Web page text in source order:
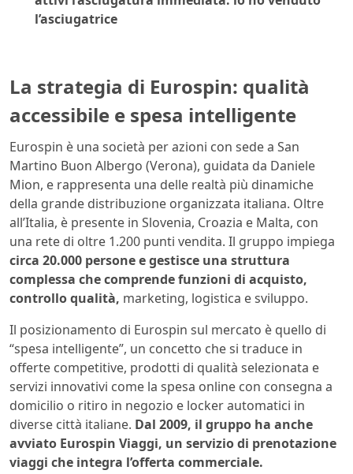
l’asciugatrice
La strategia di Eurospin: qualità
accessibile e spesa intelligente
Eurospin è una società per azioni con sede a San
Martino Buon Albergo (Verona), guidata da Daniele
Mion, e rappresenta una delle realtà più dinamiche
della grande distribuzione organizzata italiana. Oltre
all’Italia, è presente in Slovenia, Croazia e Malta, con
una rete di oltre 1.200 punti vendita. Il gruppo impiega
circa 20.000 persone e gestisce una struttura
complessa che comprende funzioni di acquisto,
controllo qualità, marketing, logistica e sviluppo.
Il posizionamento di Eurospin sul mercato è quello di
“spesa intelligente”, un concetto che si traduce in
offerte competitive, prodotti di qualità selezionata e
servizi innovativi come la spesa online con consegna a
domicilio o ritiro in negozio e locker automatici in
diverse città italiane. Dal 2009, il gruppo ha anche
avviato Eurospin Viaggi, un servizio di prenotazione
viaggi che integra l’offerta commerciale.